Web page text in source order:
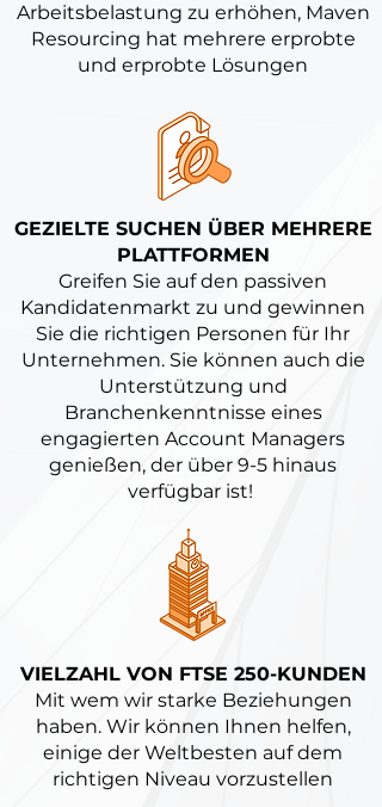
Arbeitsbelastung zu erhöhen, Maven
Resourcing hat mehrere erprobte
und erprobte Lösungen
GEZIELTE SUCHEN ÜBER MEHRERE
PLATTFORMEN
Greifen Sie auf den passiven
Kandidatenmarkt zu und gewinnen
Sie die richtigen Personen für Ihr
Unternehmen. Sie können auch die
Unterstützung und
Branchenkenntnisse eines
engagierten Account Managers
genießen, der über 9-5 hinaus
verfügbar ist!
VIELZAHL VON FTSE 250-KUNDEN
Mit wem wir starke Beziehungen
haben. Wir können Ihnen helfen,
einige der Weltbesten auf dem
richtigen Niveau vorzustellen